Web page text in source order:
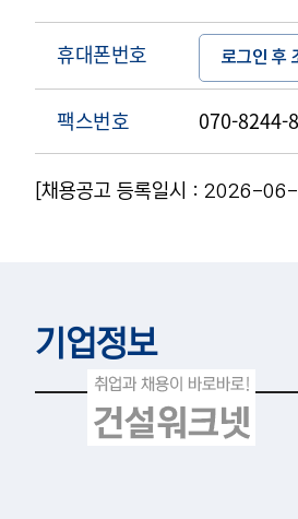
휴대폰번호 로그인 후
팩스번호 070-8244-
[채용공고 등록일시 : 2026-
기업정보